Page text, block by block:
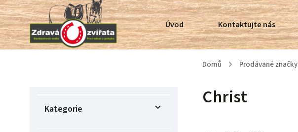
Úvod Kontaktujte nás
Domů / Prodávané značky
Kategorie Christ